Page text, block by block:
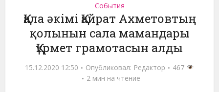
События
Қала әкімі Қайрат Ахметовтың
қолынын сала мамандары
Құрмет грамотасын алды
15.12.2020 12:50 Опубликовал: Редактор
467
2 мин на чтение